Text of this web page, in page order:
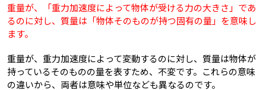
重量が、「重力加速度によって物体が受ける力の大きさ」であ
るのに対し、質量は「物体そのものが持つ固有の量」を意味し
ます。
重量が、重力加速度によって変動するのに対し、質量は物体が
持っているそのものの量を表すため、不変です。これらの意味
の違いから、両者は意味や単位なども異なるのです。